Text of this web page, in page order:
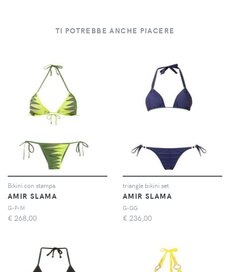
TI POTREBBE ANCHE PIACERE
Bikini con stampa
AMIR SLAMA
G-P-M
€ 268,00
triangle bikini set
AMIR SLAMA
G-GG
€ 236,00